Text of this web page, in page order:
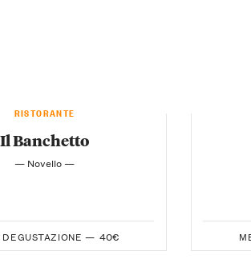
RISTORANTE
Il Banchetto
— Novello —
DEGUSTAZIONE — 40€